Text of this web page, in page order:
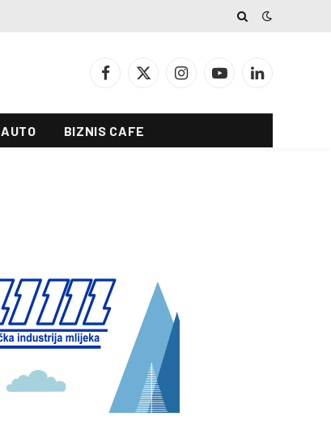
Facebook
X
InstagramYouTubeLinkedIn
AUTO BIZNIS CAFE